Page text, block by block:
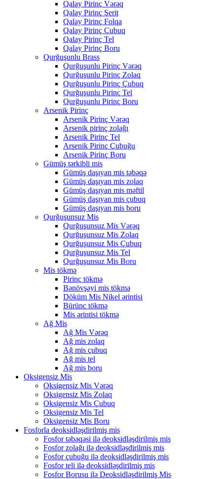
Qalay Pirinç Vərəq
Qalay Pirinç Şerit
Qalay Pirinç Folqa
Qalay Pirinç Çubuq
Qalay Pirinç Tel
Qalay Pirinç Boru
Qurğuşunlu Brass
Qurğuşunlu Pirinç Vərəq
Qurğuşunlu Pirinç Zolaq
Qurğuşunlu Pirinç Çubuq
Qurğuşunlu Pirinç Tel
Qurğuşunlu Pirinç Boru
Arsenik Pirinç
Arsenik Pirinç Vərəq
Arsenik pirinç zolağı
Arsenik Pirinç Tel
Arsenik Pirinç Çubuğu
Arsenik Pirinç Boru
Gümüş tərkibli mis
Gümüş daşıyan mis təbəqə
Gümüş daşıyan mis zolaq
Gümüş daşıyan mis məftil
Gümüş daşıyan mis çubuq
Gümüş daşıyan mis boru
Qurğuşunsuz Mis
Qurğuşunsuz Mis Vərəq
Qurğuşunsuz Mis Zolaq
Qurğuşunsuz Mis Çubuq
Qurğuşunsuz Mis Tel
Qurğuşunsuz Mis Boru
Mis tökmə
Pirinç tökmə
Bənövşəyi mis tökmə
Döküm Mis Nikel ərintisi
Bürünc tökmə
Mis ərintisi tökmə
Ağ Mis
Ağ Mis Vərəq
Ağ mis zolaq
Ağ mis çubuq
Ağ mis tel
Ağ mis boru
Oksigensiz Mis
Oksigensiz Mis Vərəq
Oksigensiz Mis Zolaq
Oksigensiz Mis Çubuq
Oksigensiz Mis Tel
Oksigensiz Mis Boru
Fosforla deoksidləşdirilmiş mis
Fosfor təbəqəsi ilə deoksidləşdirilmiş mis
Fosfor zolağı ilə deoksidləşdirilmiş mis
Fosfor çubuğu ilə deoksidləşdirilmiş mis
Fosfor teli ilə deoksidləşdirilmiş mis
Fosfor Borusu ilə Deoksidləşdirilmiş Mis